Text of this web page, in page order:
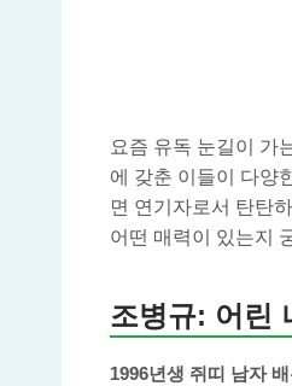
요즘 유독 눈길이 가
에 갖춘 이들이 다양
면 연기자로서 탄탄
어떤 매력이 있는지
조병규: 어린
1996년생 쥐띠 남자